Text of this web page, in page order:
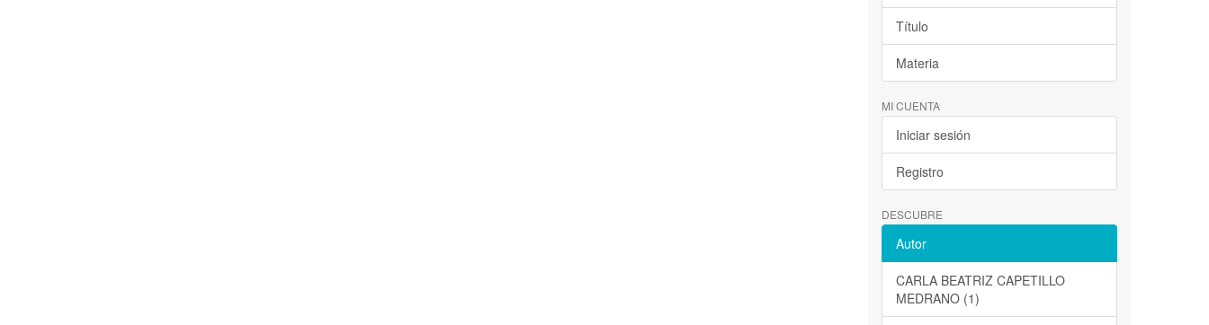
Título
Materia
MI CUENTA
Iniciar sesión
Registro
DESCUBRE
Autor
CARLA BEATRIZ CAPETILLO
MEDRANO (1)